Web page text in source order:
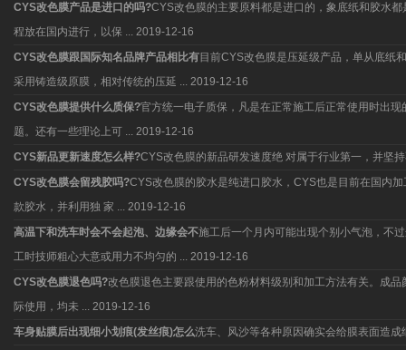
CYS改色膜产品是进口的吗?CYS改色膜的主要原料都是进口的，象底纸和胶水
程放在国内进行，以保 ... 2019-12-16
CYS改色膜跟国际知名品牌产品相比有目前CYS改色膜是压延级产品，单从底纸
采用铸造级原膜，相对传统的压延 ... 2019-12-16
CYS改色膜提供什么质保?官方统一电子质保，凡是在正常施工后正常使用时出
题。还有一些理论上可 ... 2019-12-16
CYS新品更新速度怎么样?CYS改色膜的新品研发速度绝 对属于行业第一，并坚
CYS改色膜会留残胶吗?CYS改色膜的胶水是纯进口胶水，CYS也是目前在国内
款胶水，并利用独 家 ... 2019-12-16
高温下和洗车时会不会起泡、边缘会不施工后一个月内可能出现个别小气泡，不
工时技师粗心大意或用力不均匀的 ... 2019-12-16
CYS改色膜退色吗?改色膜退色主要跟使用的色粉材料级别和加工方法有关。成
际使用，均未 ... 2019-12-16
车身贴膜后出现细小划痕(发丝痕)怎么洗车、风沙等各种原因确实会给膜表面造